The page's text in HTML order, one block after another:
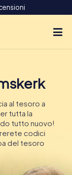
al tesoro a
tutta la
tutto nuovo!
codici
del tesoro